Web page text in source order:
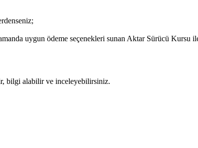
uygun ödeme seçenekleri sunan Aktar Sürücü Kursu
bilgi alabilir ve inceleyebilirsiniz.